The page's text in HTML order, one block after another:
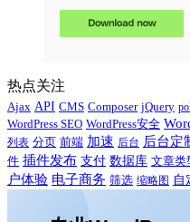
热点关注
Ajax API CMS Composer jQuery
WordPress SEO WordPress安全
列表 分页 前端 加速 后台 后台定
件 插件发布 支付 数据库 文章类
户体验 电子商务 筛选 缩略图 自